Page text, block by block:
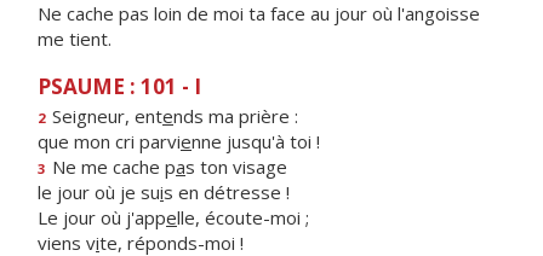
Ne cache pas loin de moi ta face au jour où l'angoisse
me tient.
PSAUME : 101 - I
2 Seigneur, entends ma prière :
que mon cri parvienne jusqu'à toi !
3 Ne me cache pas ton visage
le jour où je suis en détresse !
Le jour où j'appelle, écoute-moi ;
viens vite, réponds-moi !